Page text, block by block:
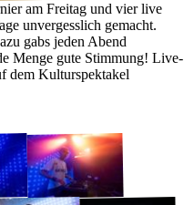
am Freitag und vier live
unvergesslich gemacht.
gabs jeden Abend
Menge gute Stimmung! Live-
dem Kulturspektakel